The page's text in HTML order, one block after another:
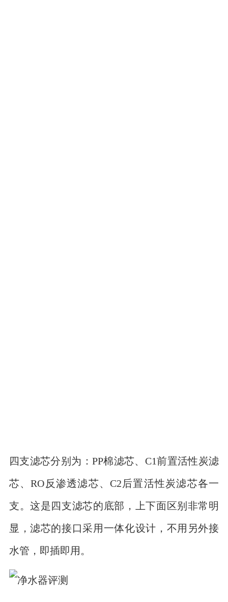
四支滤芯分别为：PP棉滤芯、C1前置活性炭滤
芯、RO反渗透滤芯、C2后置活性炭滤芯各一
支。这是四支滤芯的底部，上下面区别非常明
显，滤芯的接口采用一体化设计，不用另外接
水管，即插即用。